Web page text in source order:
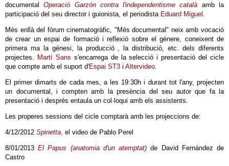
documentalOperació Garzón contra l'independentisme català amb la
participació del seu director i guionista, el periodista Eduard Miguel .
Més enllà del fòrum cinematogràfic, "Més documental" neix amb vocació
de crear un espai de formació i reflexió sobre el gènere, coneixent de
primera ma la gènesi, la producció , la distribució, etc. dels diferents
projectes. Martí Sans s'encarrega de la selecció i presentació del cicle
que compte amb el suport d'Espai ST3 i Altervideo.
El primer dimarts de cada mes, a les 19:30h i durant tot l'any, projecten
un documental, i compten amb la presència del seu autor que fa la
presentació i després entaula un col·loqui amb els assistents.
Les properes sessions del cicle comptarà amb les projeccions de:
4/12/2012 Spinetta, el video de Pablo Perel
8/01/2013El Papus (anatomia d'un atemptat) de David Fernández de
Castro